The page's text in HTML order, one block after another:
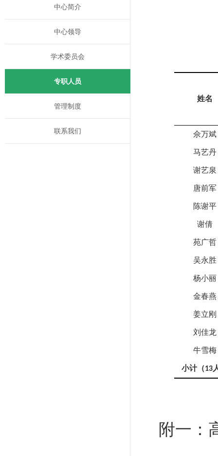
中心简介
中心领导
学术委员会
专职人员
管理制度
联系我们
姓名
佘万斌
马艺丹
谢艺泉
唐前军
陈谢平
谢倩
苑广哲
吴永胜
杨小丽
金春燕
姜立刚
刘佳龙
牛雪梅
小计（13
附一：